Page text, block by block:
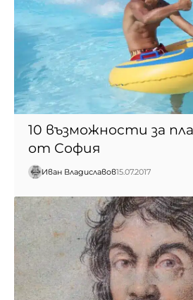
10 възможности за
от София
Иван Владиславов15.07.2017